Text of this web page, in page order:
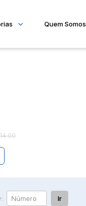
Quem Somos
Ir